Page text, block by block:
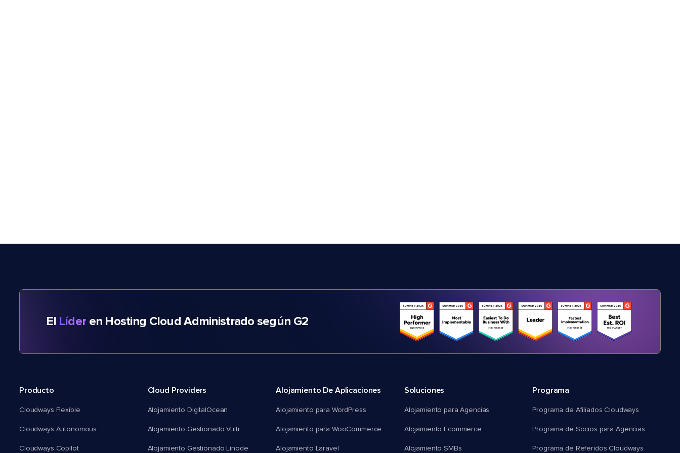
El Líder en Hosting Cloud Administrado según G2
Producto
Cloudways Flexible
Cloudways Autonomous
Cloudways Copilot
Cloud Providers
Alojamiento DigitalOcean
Alojamiento Gestionado Vultr
Alojamiento Gestionado Linode
Alojamiento De Aplicaciones
Alojamiento para WordPress
Alojamiento para WooCommerce
Alojamiento Laravel
Soluciones
Alojamiento para Agencias
Alojamiento Ecommerce
Alojamiento SMBs
Programa
Programa de Afiliados Cloudways
Programa de Socios para Agencias
Programa de Referidos Cloudways